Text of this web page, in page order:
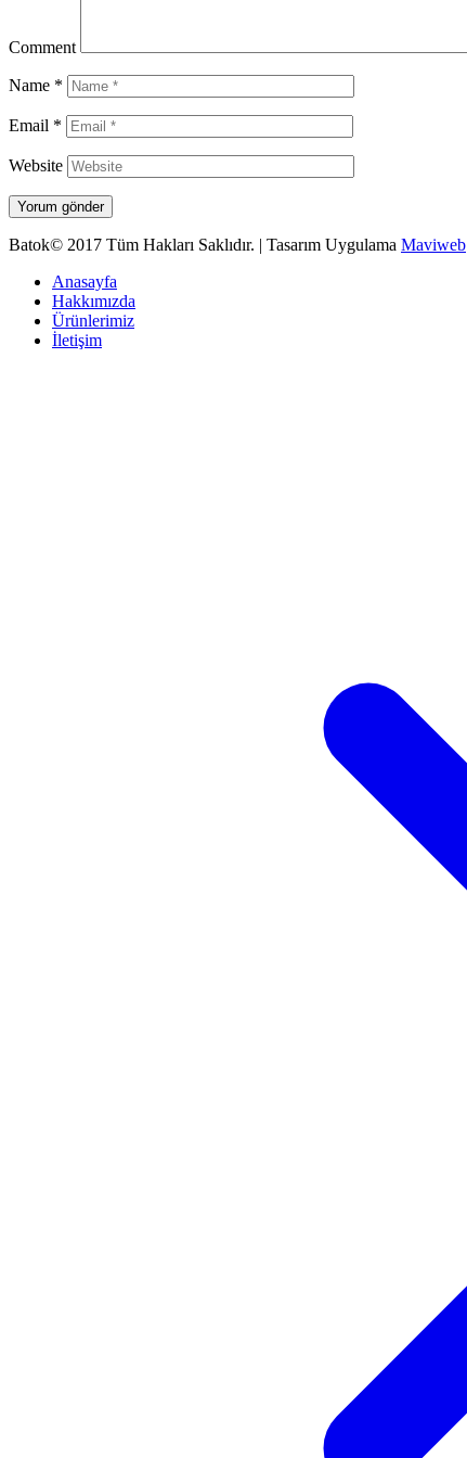
Comment
Name *
Email *
Website
Batok© 2017 Tüm Hakları Saklıdır. | Tasarım Uygulama Maviweb
Anasayfa
Hakkımızda
Ürünlerimiz
İletişim